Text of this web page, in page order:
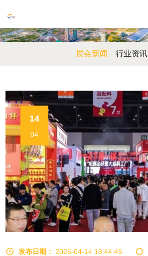
展会新闻 行业资讯
14
04
发布日期： 2026-04-14 18:44:45